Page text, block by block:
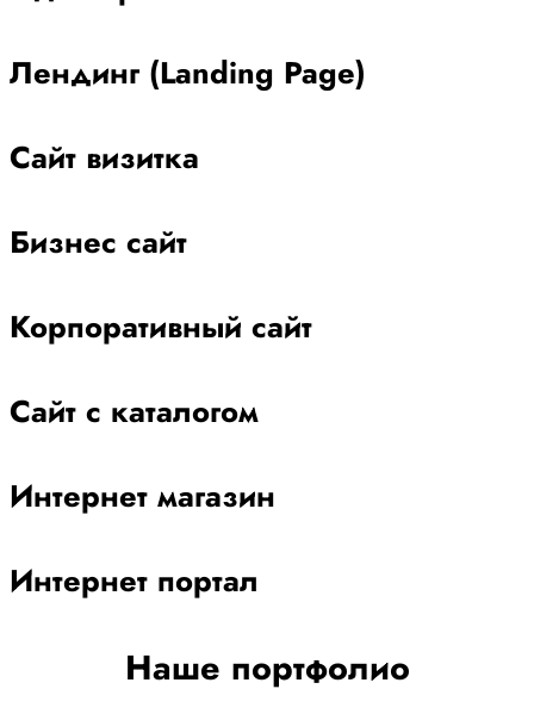
Лендинг (Landing Page)
Сайт визитка
Бизнес сайт
Корпоративный сайт
Сайт с каталогом
Интернет магазин
Интернет портал
Наше портфолио